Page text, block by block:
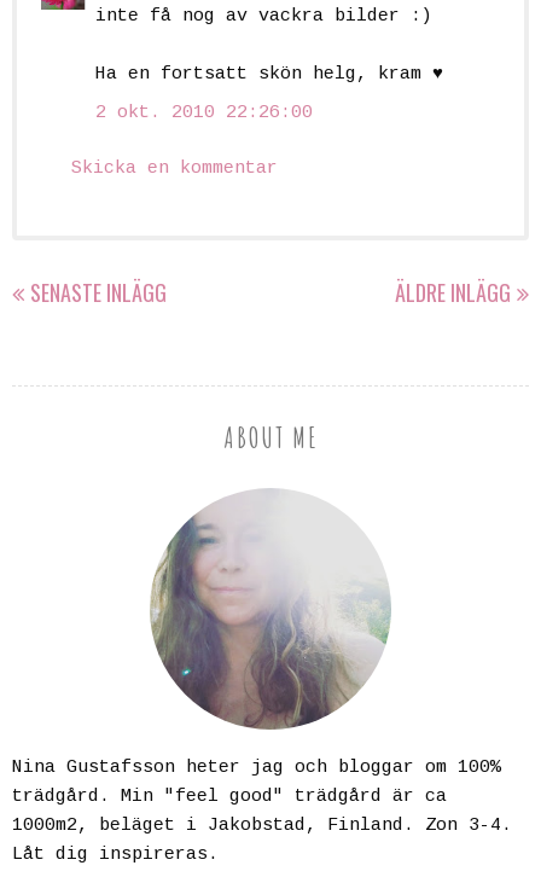
inte få nog av vackra bilder :)
Ha en fortsatt skön helg, kram ♥
2 okt. 2010 22:26:00
Skicka en kommentar
SENASTE INLÄGG ÄLDRE INLÄGG
ABOUT ME
Nina Gustafsson heter jag och bloggar om 100%
trädgård. Min "feel good" trädgård är ca
1000m2, beläget i Jakobstad, Finland. Zon 3-4.
Låt dig inspireras.